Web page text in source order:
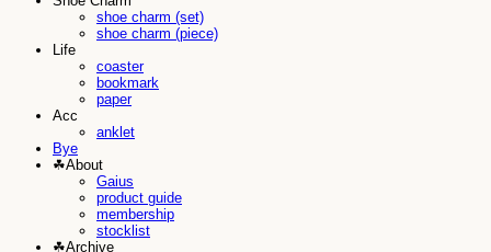
shoe charm (set)
shoe charm (piece)
Life
coaster
bookmark
paper
Acc
anklet
Bye
☘︎About
Gaius
product guide
membership
stocklist
☘︎Archive